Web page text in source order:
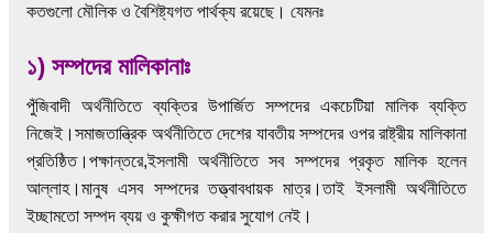
কতগুলো মৌলিক ও বৈশিষ্ট্যগত পার্থক্য রয়েছে। যেমনঃ
১) সম্পদের মালিকানাঃ
পুঁজিবাদী অর্থনীতিতে ব্যক্তির উপার্জিত সম্পদের একচেটিয়া মালিক ব্যক্তি
নিজেই।সমাজতান্ত্রিক অর্থনীতিতে দেশের যাবতীয় সম্পদের ওপর রাষ্ট্রীয় মালিকানা
প্রতিষ্ঠিত।পক্ষান্তরে,ইসলামী অর্থনীতিতে সব সম্পদের প্রকৃত মালিক হলেন
আল্লাহ।মানুষ এসব সম্পদের তত্ত্বাবধায়ক মাত্র।তাই ইসলামী অর্থনীতিতে
ইচ্ছামতো সম্পদ ব্যয় ও কুক্ষীগত করার সুযোগ নেই।